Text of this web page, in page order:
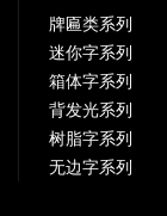
牌匾类系列
迷你字系列
箱体字系列
背发光系列
树脂字系列
无边字系列